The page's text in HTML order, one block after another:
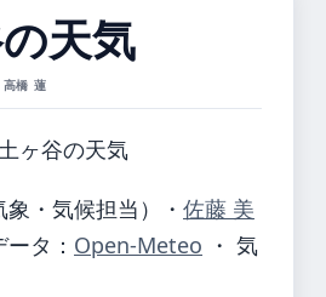
天気
橋 蓮
ヶ谷の天気
象・気候担当） ・ 佐藤 美
タ： Open-Meteo ・ 気